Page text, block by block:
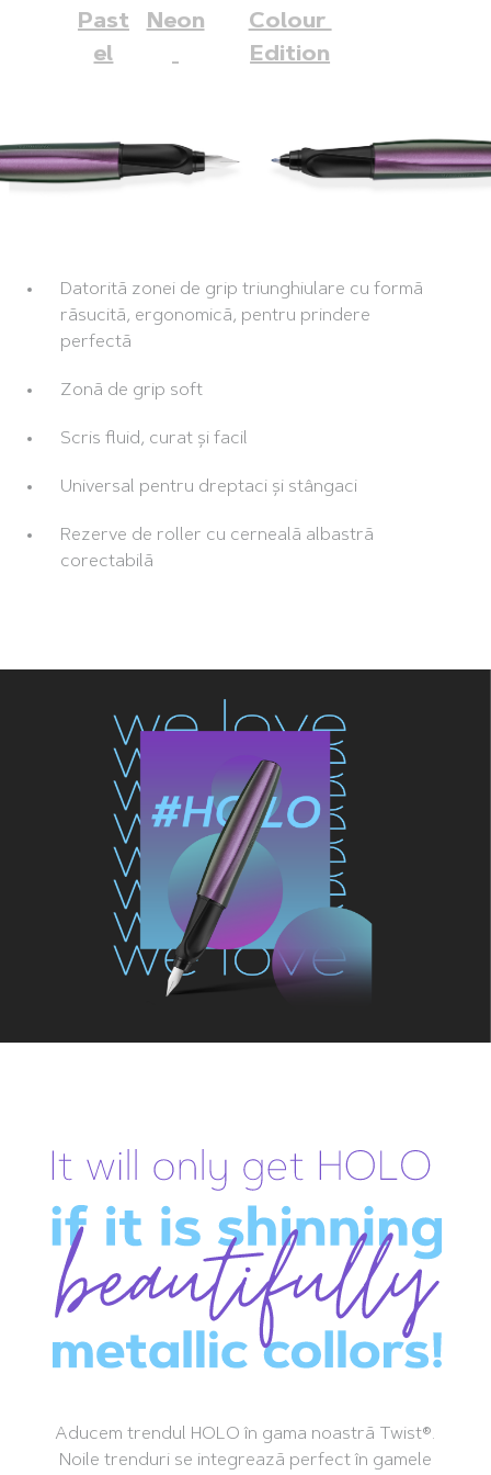
Past
el
Neon
Colour
Edition
Datorită zonei de grip triunghiulare cu formă
răsucită, ergonomică, pentru prindere
perfectă
Zonă de grip soft
Scris fluid, curat și facil
Universal pentru dreptaci și stângaci
Rezerve de roller cu cerneală albastră
corectabilă
Aducem trendul HOLO în gama noastră Twist®.
Noile trenduri se integrează perfect în gamele